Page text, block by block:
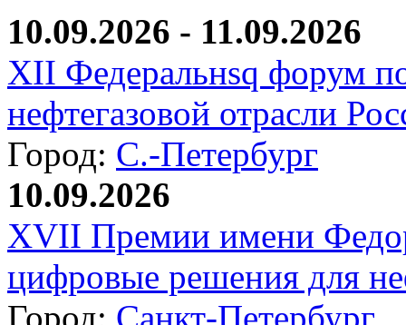
10.09.2026 - 11.09.2026
XII Федеральнsq форум
нефтегазовой отрасли
Город: С.-Петербург
10.09.2026
XVII Премии имени
цифровые решения для